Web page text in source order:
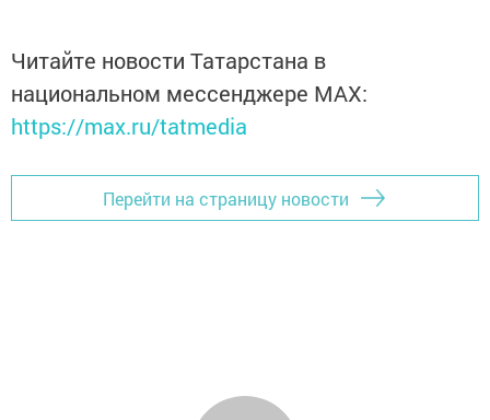
Читайте новости Татарстана в
национальном мессенджере MАХ:
https://max.ru/tatmedia
Перейти на страницу новости